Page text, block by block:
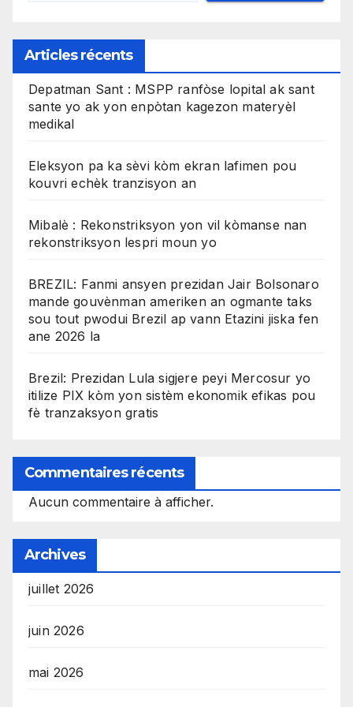
Articles récents
Depatman Sant : MSPP ranfòse lopital ak sant
sante yo ak yon enpòtan kagezon materyèl
medikal
Eleksyon pa ka sèvi kòm ekran lafimen pou
kouvri echèk tranzisyon an
Mibalè : Rekonstriksyon yon vil kòmanse nan
rekonstriksyon lespri moun yo
BREZIL: Fanmi ansyen prezidan Jair Bolsonaro
mande gouvènman ameriken an ogmante taks
sou tout pwodui Brezil ap vann Etazini jiska fen
ane 2026 la
Brezil: Prezidan Lula sigjere peyi Mercosur yo
itilize PIX kòm yon sistèm ekonomik efikas pou
fè tranzaksyon gratis
Commentaires récents
Aucun commentaire à afficher.
Archives
juillet 2026
juin 2026
mai 2026